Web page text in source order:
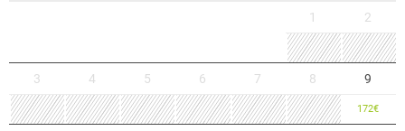
1 2
3 4 5 6 7 8 9
172€